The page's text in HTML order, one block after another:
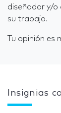
diseñador y/
su trabajo.
Tu opinión
Insignias